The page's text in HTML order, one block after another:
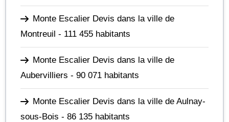
Monte Escalier Devis dans la ville de
Montreuil - 111 455 habitants
Monte Escalier Devis dans la ville de
Aubervilliers - 90 071 habitants
Monte Escalier Devis dans la ville de Aulnay-
sous-Bois - 86 135 habitants